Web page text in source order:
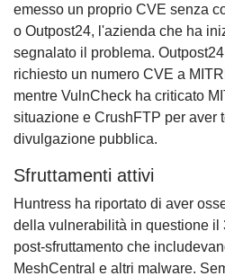
emesso un proprio CVE senza
o Outpost24, l'azienda che ha
segnalato il problema.
richiesto un numero CVE a
mentre VulnCheck ha criticato
situazione e CrushFTP per aver
divulgazione pubblica.
Sfruttamenti attivi
Huntress ha riportato di aver
della vulnerabilità in questione il
post-sfruttamento che
MeshCentral e altri malware.